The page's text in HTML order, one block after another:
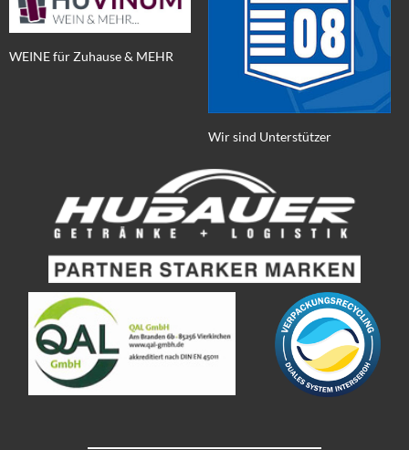
WEINE für Zuhause & MEHR
Wir sind Unterstützer